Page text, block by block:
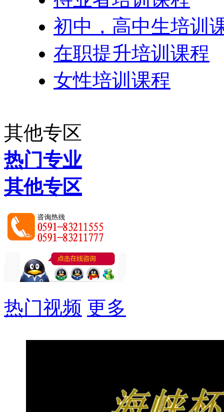
初中，高中生培训
在职提升培训课程
女性培训课程
其他专区
热门专业
其他专区
热门视频 更多